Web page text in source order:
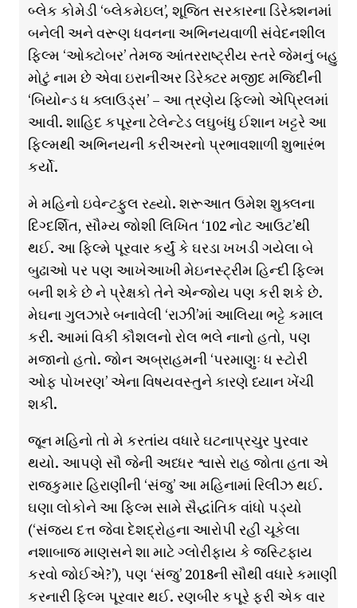
બ્લેક કોમેડી ‘બ્લેકમેઇલ’, શૂજિત સરકારના ડિરેક્શનમાં
બનેલી અને વરૂણ ધવનના અભિનયવાળી સંવેદનશીલ
ફિલ્મ ‘ઓક્ટોબર’ તેમજ આંતરરાષ્ટ્રીય સ્તરે જેમનું બહુ
મોટું નામ છે એવા ઇરાનીઅર ડિરેક્ટર મજીદ મજિદીની
‘બિયોન્ડ ધ ક્લાઉડ્સ’ – આ ત્રણેય ફિલ્મો એપ્રિલમાં
આવી. શાહિદ કપૂરના ટેલેન્ટેડ લઘુબંધુ ઈશાન ખટ્ટરે આ
ફિલ્મથી અભિનયની કરીઅરનો પ્રભાવશાળી શુભારંભ
કર્યો.
મે મહિનો ઇવેન્ટફુલ રહ્યો. શરૂઆત ઉમેશ શુક્લના
દિગ્દર્શિત, સૌમ્ય જોશી લિખિત ‘102 નોટ આઉટ’થી
થઈ. આ ફિલ્મે પૂરવાર કર્યું કે ઘરડા ખખડી ગયેલા બે
બુઢાઓ પર પણ આખેઆખી મેઇનસ્ટ્રીમ હિન્દી ફિલ્મ
બની શકે છે ને પ્રેક્ષકો તેને એન્જોય પણ કરી શકે છે.
મેઘના ગુલઝારે બનાવેલી ‘રાઝી’માં આલિયા ભટ્ટે કમાલ
કરી. આમાં વિકી કૌશલનો રોલ ભલે નાનો હતો, પણ
મજાનો હતો. જોન અબ્રાહમની ‘પરમાણુઃ ધ સ્ટોરી
ઓફ પોખરણ’ એના વિષયવસ્તુને કારણે ધ્યાન ખેંચી
શકી.
જૂન મહિનો તો મે કરતાંય વધારે ઘટનાપ્રચુર પુરવાર
થયો. આપણે સૌ જેની અધ્ધર શ્વાસે રાહ જોતા હતા એ
રાજકુમાર હિરાણીની ‘સંજુ’ આ મહિનામાં રિલીઝ થઈ.
ઘણા લોકોને આ ફિલ્મ સામે સૈદ્ધાંતિક વાંધો પડ્યો
(‘સંજય દત્ત જેવા દેશદ્રોહના આરોપી રહી ચૂકેલા
નશાબાજ માણસને શા માટે ગ્લોરીફાય કે જસ્ટિફાય
કરવો જોઈએ?’), પણ ‘સંજુ’ 2018ની સૌથી વધારે કમાણી
કરનારી ફિલ્મ પૂરવાર થઈ. રણબીર કપૂરે ફરી એક વાર